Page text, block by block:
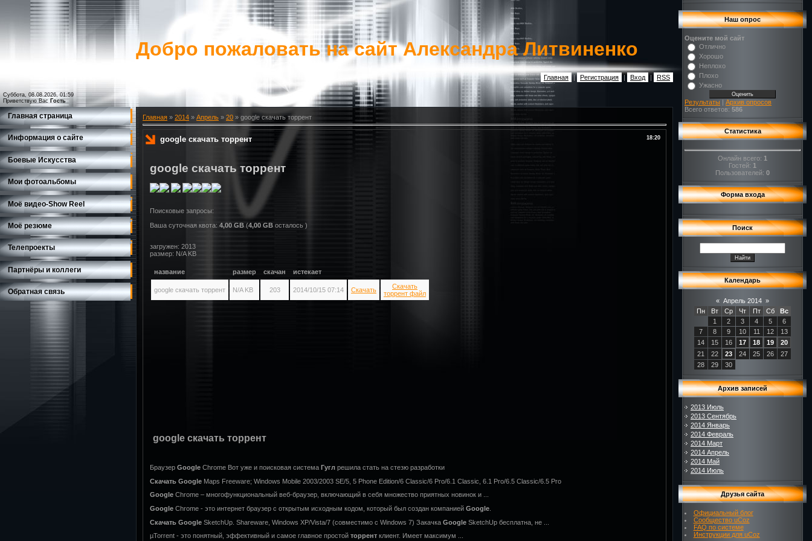
Суббота, 08.08.2026, 01:59
Приветствую Вас Гость
Добро пожаловать на сайт Александра Литвиненко
Главная | Регистрация | Вход | RSS
Главная страница
Информация о сайте
Боевые Искусства
Мои фотоальбомы
Моё видео-Show Reеl
Моё резюме
Телепроекты
Партнёры и коллеги
Обратная связь
Главная » 2014 » Апрель » 20 » google скачать торрент
18:20
google скачать торрент
google скачать торрент
Ваша суточная квота: 4,00 GB (4,00 GB осталось )
загружен: 2013
размер: N/A KB
название размер скачан истекает
google скачать торрент N/A KB 203 2014/10/15 07:14 Скачать
Скачать
торрент файл
google скачать торрент
Браузер Google Chrome Вот уже и поисковая система Гугл решила стать на стезю разработки
Скачать Google Maps Freeware; Windows Mobile 2003/2003 SE/5, 5 Phone Edition/6 Classic/6 Pro/6.1 Classic, 6.1 Pro/6.5 Classic/6.5 Pro
Google Chrome – многофункциональный веб-браузер, включающий в себя множество приятных новинок и ...
Google Chrome - это интернет браузер с открытым исходным кодом, который был создан компанией Google
Скачать Google SketchUp. Shareware, Windows XP/Vista/7 (совместимо с Windows 7) Закачка Google SketchUp бесплатна, не ...
µTorrent - это понятный, эффективный и самое главное простой торрент клиент. Имеет максимум ...
Наш опрос
Оцените мой сайт
Отлично
Хорошо
Неплохо
Плохо
Ужасно
Результаты | Архив опросов
Всего ответов: 586
Статистика
Онлайн всего: 1
Гостей: 1
Пользователей: 0
Форма входа
Поиск
Календарь
« Апрель 2014 »
Пн
Вт Ср Чт Пт Сб
Вс
1
2 3 4 5
6
7
8 9 10 11 12
13
14
15 16 17 18 19
20
21
22 23 24 25 26
27
28
29 30
Архив записей
2013 Июль
2013 Сентябрь
2014 Январь
2014 Февраль
2014 Март
2014 Апрель
2014 Май
2014 Июль
Друзья сайта
Официальный блог
Сообщество uCoz
FAQ по системе
Инструкции для uCoz